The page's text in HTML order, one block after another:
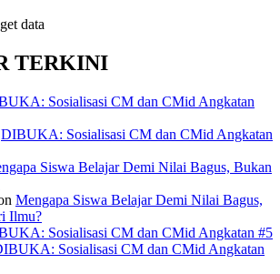
data
TERKINI
Sosialisasi CM dan CMid Angkatan
DIBUKA: Sosialisasi CM dan CMid Angkatan
Siswa Belajar Demi Nilai Bagus, Bukan
Mengapa Siswa Belajar Demi Nilai Bagus,
Ilmu?
Sosialisasi CM dan CMid Angkatan #5
Sosialisasi CM dan CMid Angkatan